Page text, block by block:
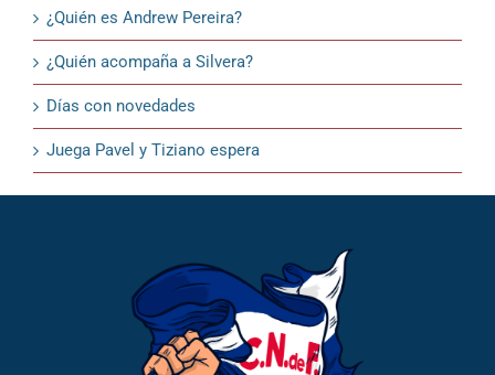
¿Quién es Andrew Pereira?
¿Quién acompaña a Silvera?
Días con novedades
Juega Pavel y Tiziano espera